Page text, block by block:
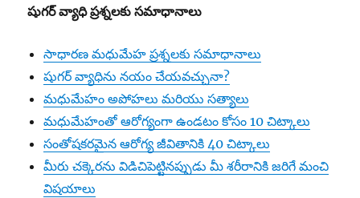
షుగర్ వ్యాధి ప్రశ్నలకు సమాధానాలు
సాధారణ మధుమేహ ప్రశ్నలకు సమాధానాలు
షుగర్ వ్యాధిను నయం చేయవచ్చునా?
మధుమేహం అపోహలు మరియు సత్యాలు
మధుమేహంతో ఆరోగ్యంగా ఉండటం కోసం 10 చిట్కాలు
సంతోషకరమైన ఆరోగ్య జీవితానికి 40 చిట్కాలు
మీరు చక్కెరను విడిచిపెట్టినప్పుడు మీ శరీరానికి జరిగే మంచి
విషయాలు